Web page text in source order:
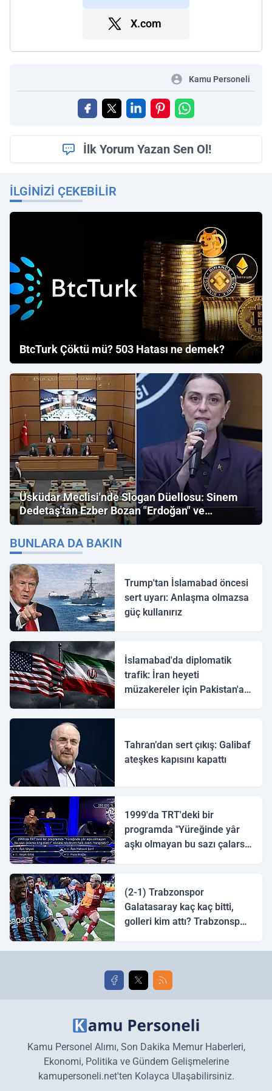
X.com
Kamu Personeli
İlk Yorum Yazan Sen Ol!
İLGINIZI ÇEKEBILIR
BtcTurk Çöktü mü? 503 Hatası ne demek?
Üsküdar Meclisi'nde Slogan Düellosu: Sinem
Dedetaş'tan Ezber Bozan "Erdoğan" ve
"İmamoğlu" Çıkışı!
BUNLARA DA BAKIN
Trump'tan İslamabad öncesi
sert uyarı: Anlaşma olmazsa
güç kullanırız
İslamabad'da diplomatik
trafik: İran heyeti
müzakereler için Pakistan'a
Tahran’dan sert çıkış: Galibaf
ateşkes kapısını kapattı
1999'da TRT'deki bir
programda "Yüreğinde yâr
aşkı olmayan bu sazı çalarsa
(2-1) Trabzonspor
Galatasaray kaç kaç bitti,
golleri kim attı? Trabzonspor
golleri!
Kamu Personel Alımı, Son Dakika Memur Haberleri,
Ekonomi, Politika ve Gündem Gelişmelerine
kamupersoneli.net'ten Kolayca Ulaşabilirsiniz.